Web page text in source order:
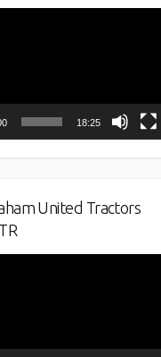
18:25
United Tractors